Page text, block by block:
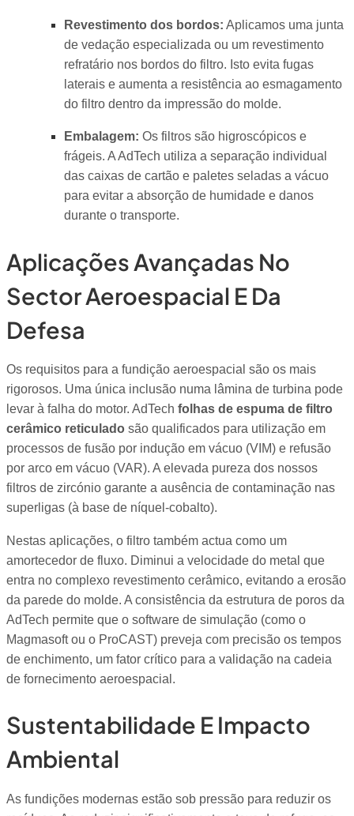
Revestimento dos bordos: Aplicamos uma junta
de vedação especializada ou um revestimento
refratário nos bordos do filtro. Isto evita fugas
laterais e aumenta a resistência ao esmagamento
do filtro dentro da impressão do molde.
Embalagem: Os filtros são higroscópicos e
frágeis. A AdTech utiliza a separação individual
das caixas de cartão e paletes seladas a vácuo
para evitar a absorção de humidade e danos
durante o transporte.
Aplicações Avançadas No
Sector Aeroespacial E Da
Defesa
Os requisitos para a fundição aeroespacial são os mais
rigorosos. Uma única inclusão numa lâmina de turbina pode
levar à falha do motor. AdTech folhas de espuma de filtro
cerâmico reticulado são qualificados para utilização em
processos de fusão por indução em vácuo (VIM) e refusão
por arco em vácuo (VAR). A elevada pureza dos nossos
filtros de zircónio garante a ausência de contaminação nas
superligas (à base de níquel-cobalto).
Nestas aplicações, o filtro também actua como um
amortecedor de fluxo. Diminui a velocidade do metal que
entra no complexo revestimento cerâmico, evitando a erosão
da parede do molde. A consistência da estrutura de poros da
AdTech permite que o software de simulação (como o
Magmasoft ou o ProCAST) preveja com precisão os tempos
de enchimento, um fator crítico para a validação na cadeia
de fornecimento aeroespacial.
Sustentabilidade E Impacto
Ambiental
As fundições modernas estão sob pressão para reduzir os